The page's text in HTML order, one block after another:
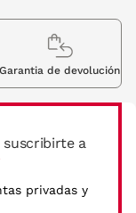
suscribirte a
privadas y
Garantia de devolución